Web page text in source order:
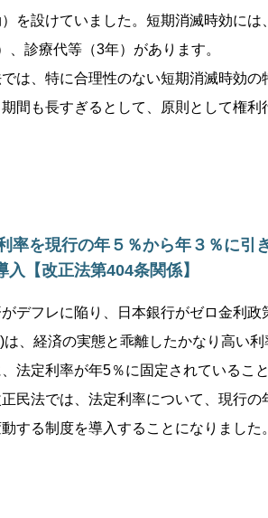
を設けていました。短期消滅時効に
、診療代等（3年）があります。
は、特に合理性のない短期消滅時効
間も長すぎるとして、原則として権
率を現行の年５％から年３％に引
入【改正法第404条関係】
がデフレに陥り、日本銀行がゼロ金利
は、経済の実態と乖離したかなり高い
法定利率が年5％に固定されているこ
民法では、法定利率について、現行
する制度を導入することになりました。